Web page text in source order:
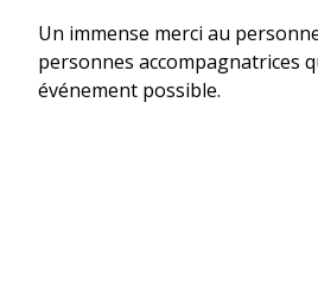
Un immense merci au
personnes accompagnatrices
événement possible.